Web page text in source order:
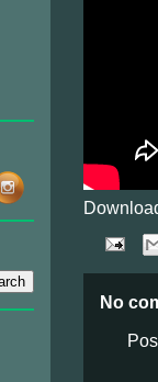
No